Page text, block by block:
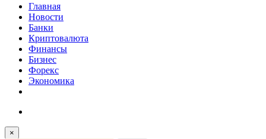
Главная
Новости
Банки
Криптовалюта
Финансы
Бизнес
Форекс
Экономика
×